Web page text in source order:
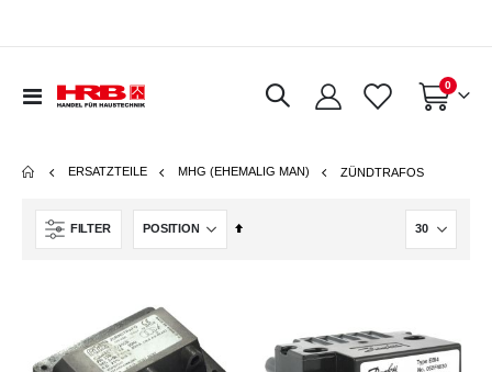
Navigation
Warenkorb
0Artikel
ERSATZTEILE MHG (EHEMALIG MAN) ZÜNDTRAFOS
FILTER
In